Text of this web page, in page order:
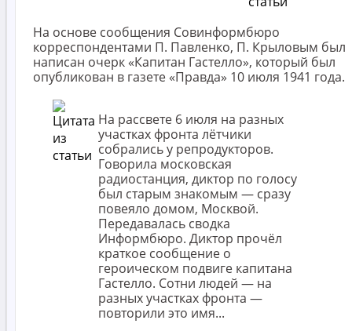
На основе сообщения Совинформбюро
корреспондентами П. Павленко, П. Крыловым был
написан очерк «Капитан Гастелло», который был
опубликован в газете «Правда» 10 июля 1941 года.
На рассвете 6 июля на разных
участках фронта лётчики
собрались у репродукторов.
Говорила московская
радиостанция, диктор по голосу
был старым знакомым — сразу
повеяло домом, Москвой.
Передавалась сводка
Информбюро. Диктор прочёл
краткое сообщение о
героическом подвиге капитана
Гастелло. Сотни людей — на
разных участках фронта —
повторили это имя...